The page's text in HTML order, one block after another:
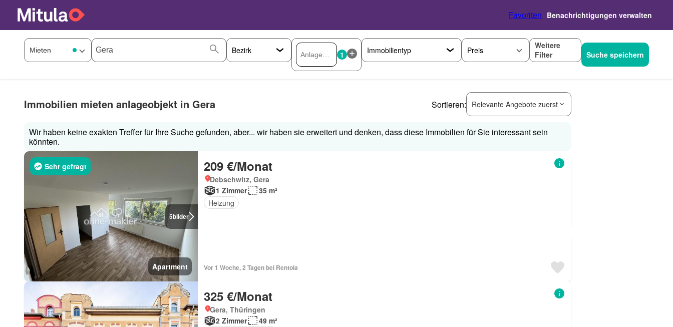
Favoriten Benachrichtigungen verwalten
1 Preis
Weitere
Filter
Suche speichern
Immobilien mieten anlageobjekt in Gera Sortieren: Relevante Angebote zuerst
Wir haben keine exakten Treffer für Ihre Suche gefunden, aber... wir haben sie erweitert und denken, dass diese Immobilien für Sie interessant sein
könnten.
5bilder
Sehr gefragt
Apartment
209 €/Monat
Debschwitz, Gera
1 Zimmer
35 m²
Heizung
Vor 1 Woche, 2 Tagen bei Rentola
325 €/Monat
Gera, Thüringen
2 Zimmer
49 m²